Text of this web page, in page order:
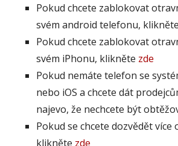
Pokud chcete zablokovat
svém android telefonu, klikněte
Pokud chcete zablokovat
svém iPhonu, klikněte zde
Pokud nemáte telefon se
nebo iOS a chcete dát
najevo, že nechcete být
Pokud se chcete dozvědět
klikněte zde